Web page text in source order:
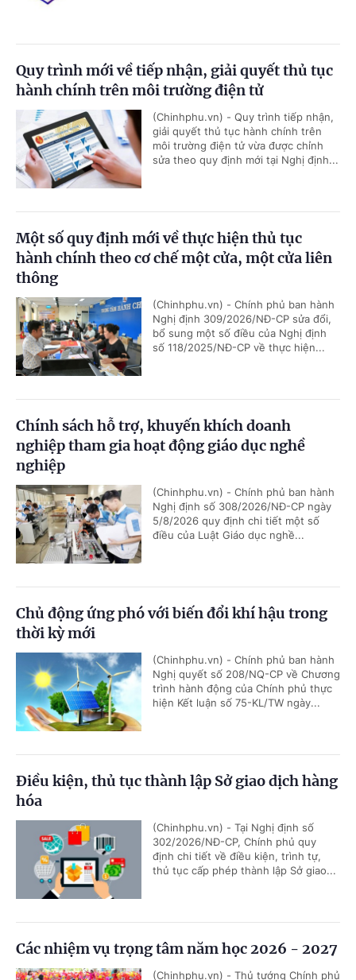
Quy trình mới về tiếp nhận, giải quyết thủ tục
hành chính trên môi trường điện tử
(Chinhphu.vn) - Quy trình tiếp nhận,
giải quyết thủ tục hành chính trên
môi trường điện tử vừa được chỉnh
sửa theo quy định mới tại Nghị định...
Một số quy định mới về thực hiện thủ tục
hành chính theo cơ chế một cửa, một cửa liên
thông
(Chinhphu.vn) - Chính phủ ban hành
Nghị định 309/2026/NĐ-CP sửa đổi,
bổ sung một số điều của Nghị định
số 118/2025/NĐ-CP về thực hiện...
Chính sách hỗ trợ, khuyến khích doanh
nghiệp tham gia hoạt động giáo dục nghề
nghiệp
(Chinhphu.vn) - Chính phủ ban hành
Nghị định số 308/2026/NĐ-CP ngày
5/8/2026 quy định chi tiết một số
điều của Luật Giáo dục nghề...
Chủ động ứng phó với biến đổi khí hậu trong
thời kỳ mới
(Chinhphu.vn) - Chính phủ ban hành
Nghị quyết số 208/NQ-CP về Chương
trình hành động của Chính phủ thực
hiện Kết luận số 75-KL/TW ngày...
Điều kiện, thủ tục thành lập Sở giao dịch hàng
hóa
(Chinhphu.vn) - Tại Nghị định số
302/2026/NĐ-CP, Chính phủ quy
định chi tiết về điều kiện, trình tự,
thủ tục cấp phép thành lập Sở giao...
Các nhiệm vụ trọng tâm năm học 2026 - 2027
(Chinhphu.vn) - Thủ tướng Chính phủ